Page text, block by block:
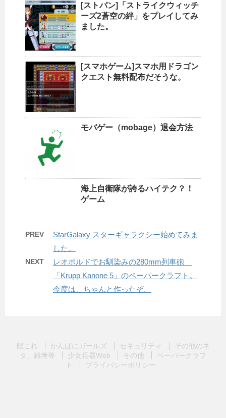
[ストパン]「ストライクウィッチ
ーズ2蒼空の絆」をプレイしてみ
ました。
[スマホゲーム]スマホ用ドラゴン
クエスト無料配布だそうな。
モバゲー（mobage）退会方法
海上自衛隊が誇るハイテク？！
ゲーム
PREV
StarGalaxy スターギャラクシー始めてみま
した。
NEXT
レオポルドでお馴染みの280mm列車砲
「Krupp Kanone 5」のペーパークラフト。
今度は、ちゃんと作ったぞ。
艦これ かんぱにガールズ セキュリティ
その他のネ
タ、雑考等
少女兵器Web その他
ペーパークラフ
ト
プライバシーポリシー